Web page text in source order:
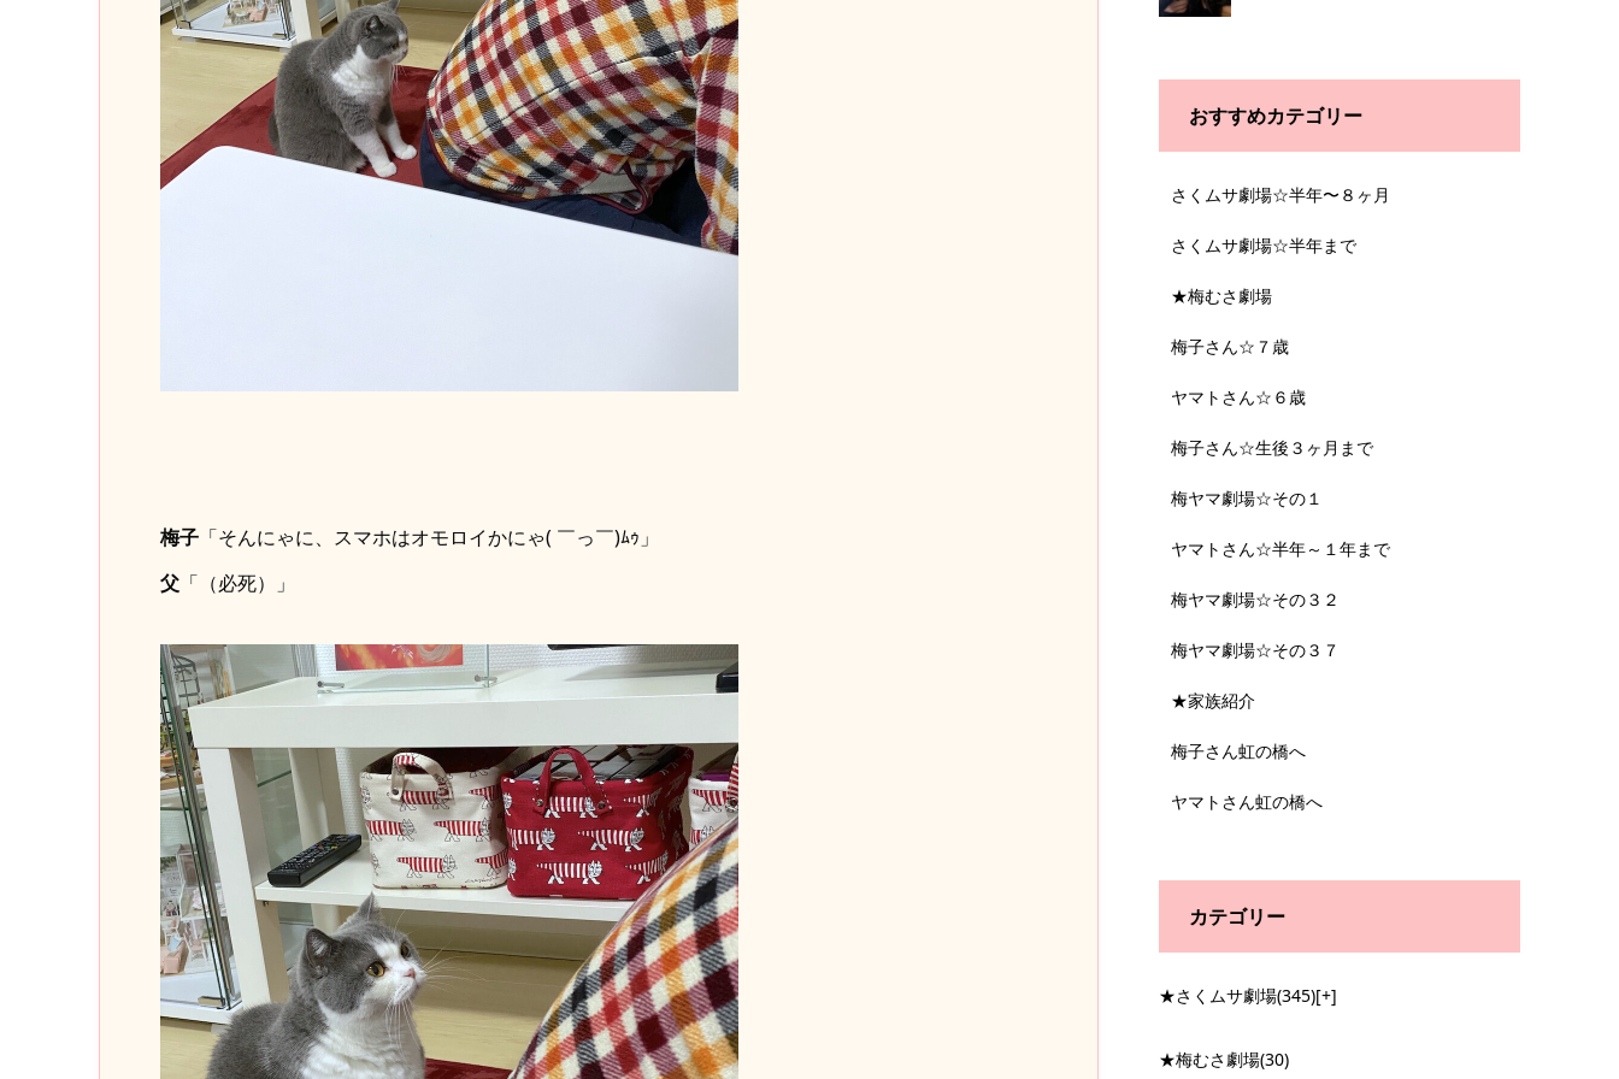
梅子「そんにゃに、スマホはオモロイかにゃ( ￣っ￣)ﾑｩ」
父「（必死）」
おすすめカテゴリー
さくムサ劇場☆半年〜８ヶ月
さくムサ劇場☆半年まで
★梅むさ劇場
梅子さん☆７歳
ヤマトさん☆６歳
梅子さん☆生後３ヶ月まで
梅ヤマ劇場☆その１
ヤマトさん☆半年～１年まで
梅ヤマ劇場☆その３２
梅ヤマ劇場☆その３７
★家族紹介
梅子さん虹の橋へ
ヤマトさん虹の橋へ
カテゴリー
★さくムサ劇場(345)[+]
★梅むさ劇場(30)